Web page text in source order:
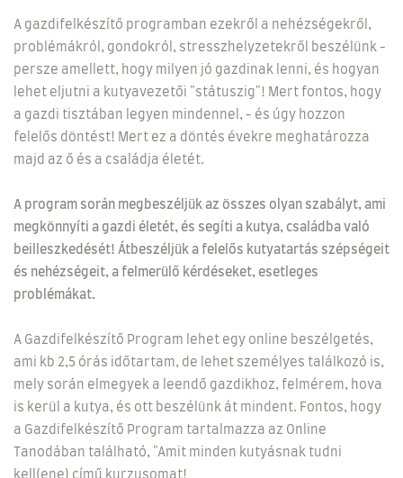
A gazdifelkészítő programban ezekről a nehézségekről,
problémákról, gondokról, stresszhelyzetekről beszélünk -
persze amellett, hogy milyen jó gazdinak lenni, és hogyan
lehet eljutni a kutyavezetői "státuszig"! Mert fontos, hogy
a gazdi tisztában legyen mindennel, - és úgy hozzon
felelős döntést! Mert ez a döntés évekre meghatározza
majd az ő és a családja életét.
A program során megbeszéljük az összes olyan szabályt, ami
megkönnyíti a gazdi életét, és segíti a kutya, családba való
beilleszkedését! Átbeszéljük a felelős kutyatartás szépségeit
és nehézségeit, a felmerülő kérdéseket, esetleges
problémákat.
A Gazdifelkészítő Program lehet egy online beszélgetés,
ami kb 2,5 órás időtartam, de lehet személyes találkozó is,
mely során elmegyek a leendő gazdikhoz, felmérem, hova
is kerül a kutya, és ott beszélünk át mindent. Fontos, hogy
a Gazdifelkészítő Program tartalmazza az Online
Tanodában található, "Amit minden kutyásnak tudni